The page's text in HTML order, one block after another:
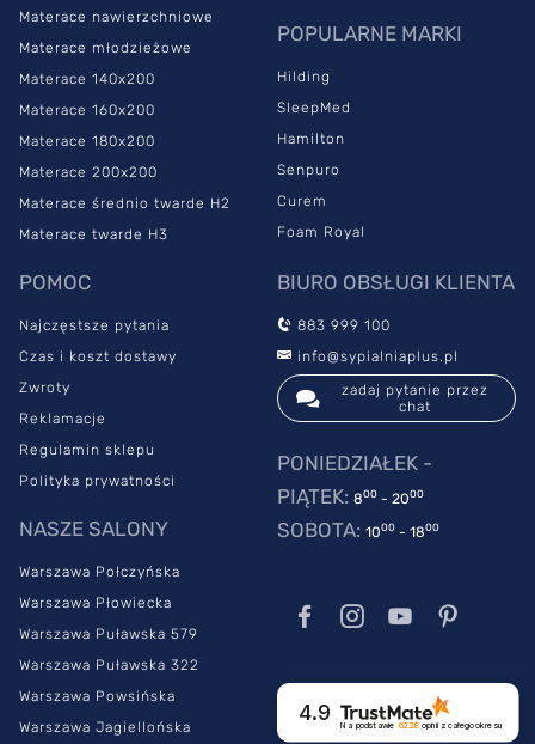
Materace nawierzchniowe
Materace młodzieżowe
Materace 140x200
Materace 160x200
Materace 180x200
Materace 200x200
Materace średnio twarde H2
Materace twarde H3
POPULARNE MARKI
Hilding
SleepMed
Hamilton
Senpuro
Curem
Foam Royal
POMOC
Najczęstsze pytania
Czas i koszt dostawy
Zwroty
Reklamacje
Regulamin sklepu
Polityka prywatności
NASZE SALONY
Warszawa Połczyńska
Warszawa Płowiecka
Warszawa Puławska 579
Warszawa Puławska 322
Warszawa Powsińska
Warszawa Jagiellońska
BIURO OBSŁUGI KLIENTA
883 999 100
info@sypialniaplus.pl
zadaj pytanie przez
chat
PONIEDZIAŁEK -
PIĄTEK: 800 - 2000
SOBOTA: 1000 - 1800
4.9
Na podstawie 6228 opinii z całego okresu